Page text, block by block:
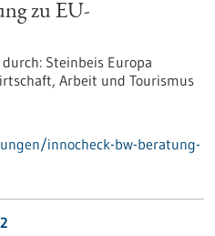
zu EU-
Steinbeis Europa
Arbeit und Tourismus
innocheck-bw-beratung-